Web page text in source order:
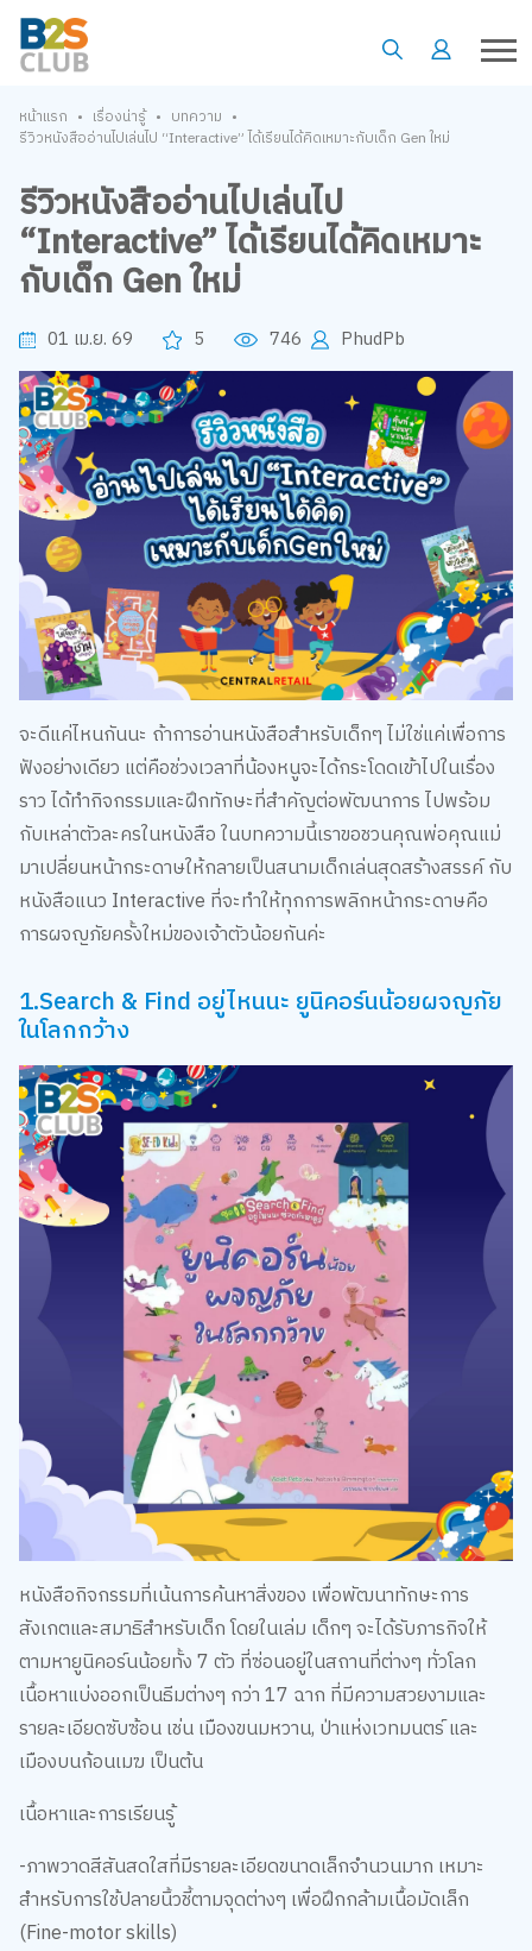
หน้าแรก • เรื่องน่ารู้ • บทความ •
รีวิวหนังสืออ่านไปเล่นไป “Interactive” ได้เรียนได้คิดเหมาะกับเด็ก Gen ใหม่
รีวิวหนังสืออ่านไปเล่นไป
“Interactive” ได้เรียนได้คิดเหมาะ
กับเด็ก Gen ใหม่
01 เม.ย. 69 5 746 PhudPb
จะดีแค่ไหนกันนะ ถ้าการอ่านหนังสือสำหรับเด็กๆ ไม่ใช่แค่เพื่อการ
ฟังอย่างเดียว แต่คือช่วงเวลาที่น้องหนูจะได้กระโดดเข้าไปในเรื่อง
ราว ได้ทำกิจกรรมและฝึกทักษะที่สำคัญต่อพัฒนาการ ไปพร้อม
กับเหล่าตัวละครในหนังสือ ในบทความนี้เราขอชวนคุณพ่อคุณแม่
มาเปลี่ยนหน้ากระดาษให้กลายเป็นสนามเด็กเล่นสุดสร้างสรรค์ กับ
หนังสือแนว Interactive ที่จะทำให้ทุกการพลิกหน้ากระดาษคือ
การผจญภัยครั้งใหม่ของเจ้าตัวน้อยกันค่ะ
1.Search & Find อยู่ไหนนะ ยูนิคอร์นน้อยผจญภัย
ในโลกกว้าง
หนังสือกิจกรรมที่เน้นการค้นหาสิ่งของ เพื่อพัฒนาทักษะการ
สังเกตและสมาธิสำหรับเด็ก โดยในเล่ม เด็กๆ จะได้รับภารกิจให้
ตามหายูนิคอร์นน้อยทั้ง 7 ตัว ที่ซ่อนอยู่ในสถานที่ต่างๆ ทั่วโลก
เนื้อหาแบ่งออกเป็นธีมต่างๆ กว่า 17 ฉาก ที่มีความสวยงามและ
รายละเอียดซับซ้อน เช่น เมืองขนมหวาน, ป่าแห่งเวทมนตร์ และ
เมืองบนก้อนเมฆ เป็นต้น
เนื้อหาและการเรียนรู้
-ภาพวาดสีสันสดใสที่มีรายละเอียดขนาดเล็กจำนวนมาก เหมาะ
สำหรับการใช้ปลายนิ้วชี้ตามจุดต่างๆ เพื่อฝึกกล้ามเนื้อมัดเล็ก
(Fine-motor skills)